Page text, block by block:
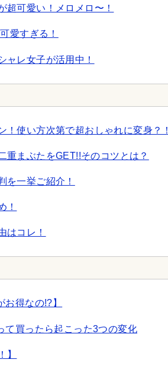
超可愛い！メロメロ〜！
愛すぎる！
ャレ女子が活用中！
使い方次第で超おしゃれに変身？！
重まぶたをGET!!そのコツとは？
を一挙ご紹介！
！
はコレ！
得なの!?】
て買ったら起こった3つの変化
】